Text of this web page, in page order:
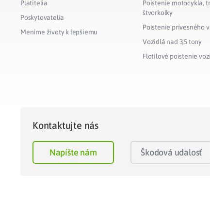
Platitelia
Poskytovatelia
Meníme životy k lepšiemu
Poistenie motocykla,
štvorkolky
Poistenie prívesného
Vozidlá nad 3,5 tony
Flotilové poistenie
Kontaktujte nás
Napíšte nám Škodová udalosť